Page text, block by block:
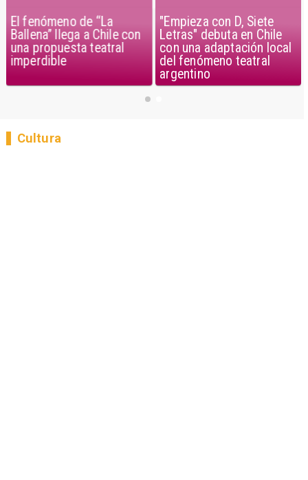
El fenómeno de “La
Ballena” llega a Chile con
una propuesta teatral
imperdible
"Empieza con D, Siete
Letras" debuta en Chile
con una adaptación local
del fenómeno teatral
argentino
Cultura